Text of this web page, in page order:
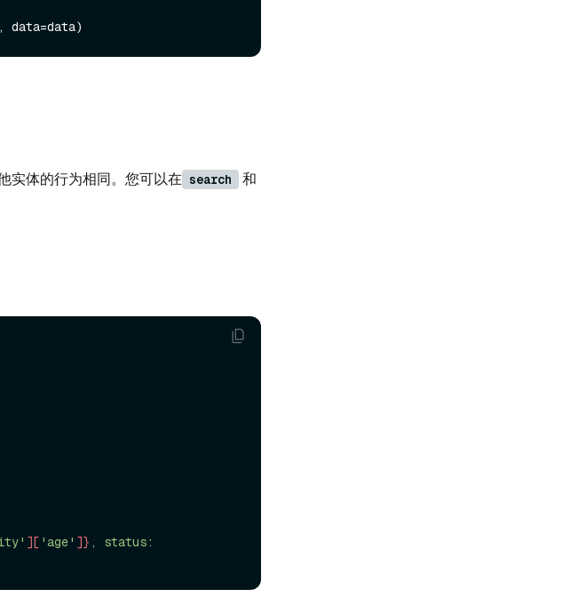
实体的行为相同。您可以在 search 和
][ 'age' ]}